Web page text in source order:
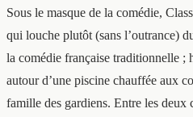
Sous le masque de la comédie,
qui louche plutôt (sans l’outrance)
la comédie française traditionnelle ;
autour d’une piscine chauffée aux
famille des gardiens. Entre les